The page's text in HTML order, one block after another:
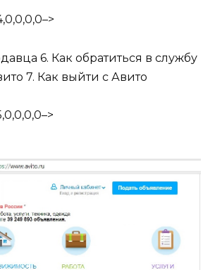
6. Как обратиться в службу
7. Как выйти с Авито